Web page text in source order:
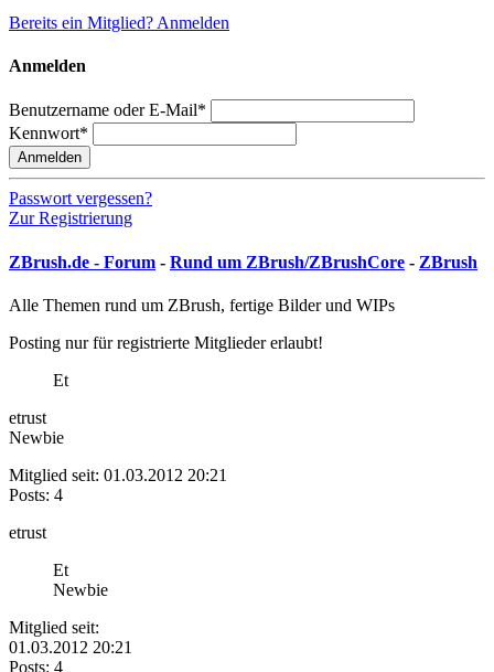
Bereits ein Mitglied? Anmelden
Anmelden
Benutzername oder E-Mail*
Kennwort*
Anmelden
Passwort vergessen?
Zur Registrierung
ZBrush.de - Forum - Rund um ZBrush/ZBrushCore - ZBrush
Alle Themen rund um ZBrush, fertige Bilder und WIPs
Posting nur für registrierte Mitglieder erlaubt!
Et
etrust
Newbie
Mitglied seit: 01.03.2012 20:21
Posts: 4
etrust
Et
Newbie
Mitglied seit:
01.03.2012 20:21
Posts: 4